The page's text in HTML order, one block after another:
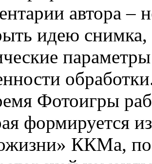
автора –
идею
Фотоигры
формируется
ККМа,